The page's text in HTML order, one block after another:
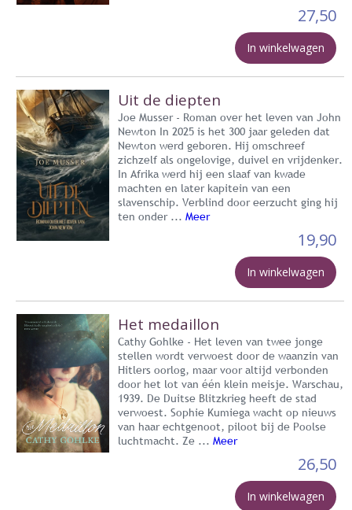
27,50
In winkelwagen
Uit de diepten
Joe Musser - Roman over het leven van John
Newton In 2025 is het 300 jaar geleden dat
Newton werd geboren. Hij omschreef
zichzelf als ongelovige, duivel en vrijdenker.
In Afrika werd hij een slaaf van kwade
machten en later kapitein van een
slavenschip. Verblind door eerzucht ging hij
ten onder ... Meer
19,90
In winkelwagen
Het medaillon
Cathy Gohlke - Het leven van twee jonge
stellen wordt verwoest door de waanzin van
Hitlers oorlog, maar voor altijd verbonden
door het lot van één klein meisje. Warschau,
1939. De Duitse Blitzkrieg heeft de stad
verwoest. Sophie Kumiega wacht op nieuws
van haar echtgenoot, piloot bij de Poolse
luchtmacht. Ze ... Meer
26,50
In winkelwagen